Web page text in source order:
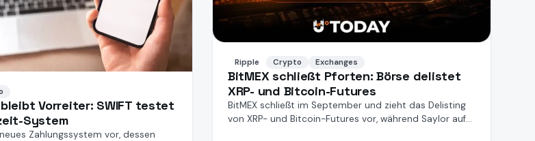
bleibt Vorreiter: SWIFT testet
System
Zahlungssystem vor, dessen
Ripple Crypto Exchanges
BitMEX schließt Pforten: Börse delistet
XRP- und Bitcoin-Futures
BitMEX schließt im September und zieht das Delisting
von XRP- und Bitcoin-Futures vor, während Saylor auf